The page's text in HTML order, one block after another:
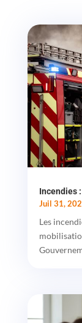
Incendies
Juil 31,
Les